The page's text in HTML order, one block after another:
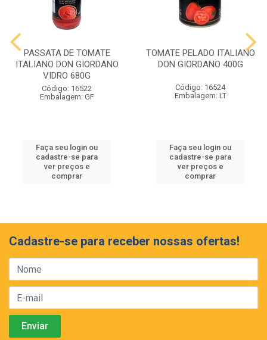
PASSATA DE TOMATE
ITALIANO DON GIORDANO
VIDRO 680G
Código: 16522
Embalagem: GF
Faça seu login ou
cadastre-se para
ver preços e
comprar
TOMATE PELADO ITALIANO
DON GIORDANO 400G
Código: 16524
Embalagem: LT
Faça seu login ou
cadastre-se para
ver preços e
comprar
Cadastre-se para receber nossas ofertas!